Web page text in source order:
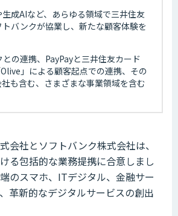
成AIなど、あらゆる領域で三井住友
バンクが協業し、新たな顧客体験を
の連携、PayPayと三井住友カード
Olive」による顧客起点での連携、その
も含む、さまざまな事業領域を含む
会社とソフトバンク株式会社は、
る包括的な業務提携に合意しまし
のスマホ、ITデジタル、金融サー
革新的なデジタルサービスの創出